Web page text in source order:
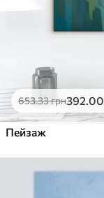
653.33грн392.00
Пейзаж